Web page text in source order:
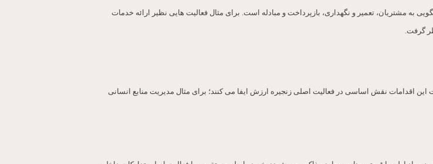
مشتریان، تعمیر و نگهداری، بازپرداخت و مبادله است. برای مثال فعالیت هایی نظیر ارائه خدمات
گرفت.
این اقدامات نقش اساسی در فعالیت اصلی زنجیره ارزش ایفا می کنند؛ برای مثال مدیریت منابع انسانی